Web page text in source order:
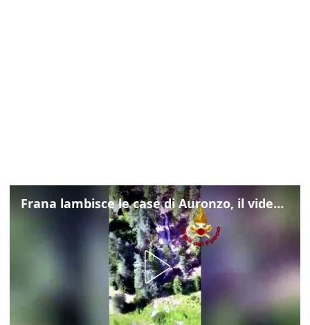
Frana lambisce le case di Auronzo, il video dall'elicottero dei vigili del fuoco